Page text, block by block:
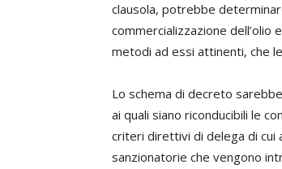
clausola, potrebbe
commercializzazione dell’olio
metodi ad essi attinenti, che
Lo schema di decreto
ai quali siano riconducibili le
criteri direttivi di delega di cui
sanzionatorie che vengono